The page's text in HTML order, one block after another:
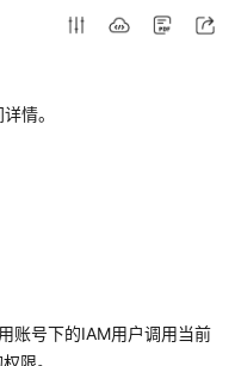
情。
账号下的IAM用户调用当前
限。